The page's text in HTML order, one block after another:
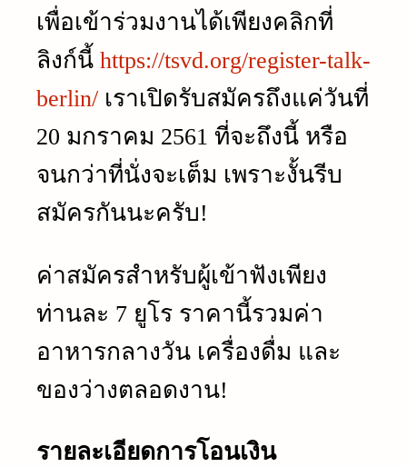
เพื่อเข้าร่วมงานได้เพียงคลิกที่
ลิงก์นี้ https://tsvd.org/register-talk-
berlin/ เราเปิดรับสมัครถึงแค่วันที่
20 มกราคม 2561 ที่จะถึงนี้ หรือ
จนกว่าที่นั่งจะเต็ม เพราะงั้นรีบ
สมัครกันนะครับ!
ค่าสมัครสำหรับผู้เข้าฟังเพียง
ท่านละ 7 ยูโร ราคานี้รวมค่า
อาหารกลางวัน เครื่องดื่ม และ
ของว่างตลอดงาน!
รายละเอียดการโอนเงิน